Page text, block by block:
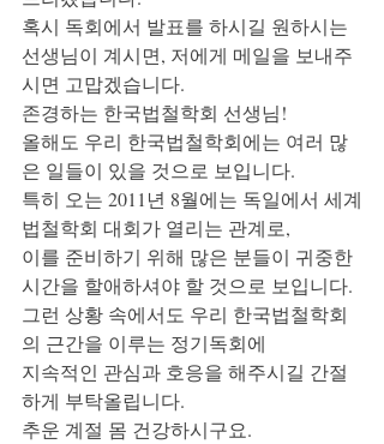
혹시 독회에서 발표를 하시길 원하시는
선생님이 계시면, 저에게 메일을 보내주
시면 고맙겠습니다.
존경하는 한국법철학회 선생님!
올해도 우리 한국법철학회에는 여러 많
은 일들이 있을 것으로 보입니다.
특히 오는 2011년 8월에는 독일에서 세계
법철학회 대회가 열리는 관계로,
이를 준비하기 위해 많은 분들이 귀중한
시간을 할애하셔야 할 것으로 보입니다.
그런 상황 속에서도 우리 한국법철학회
의 근간을 이루는 정기독회에
지속적인 관심과 호응을 해주시길 간절
하게 부탁올립니다.
추운 계절 몸 건강하시구요.